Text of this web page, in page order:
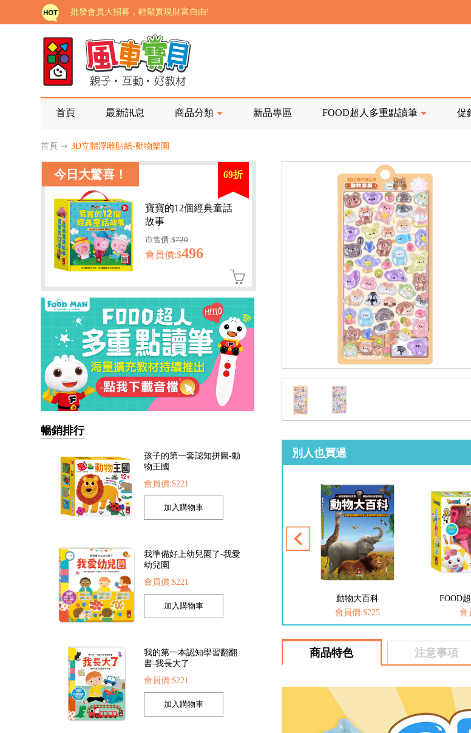
如需更改或重開發票 需在訂單成立三天內通知客服 寄回發票需附上回郵郵票
老師您好!!幼教會員火熱招募中~
海外購物免煩惱！點我查看『海外購物流程說明』
家長樂了!「風車書版集團暨FOOD超人企業總部」目前正興建中!
如需更改或重開發票 需在訂單成立三天內通知客服 寄回發票需附上回郵郵票
老師您好!!幼教會員火熱招募中~
海外購物免煩惱！點我查看『海外購物流程說明』
首頁 最新訊息 商品分類 新品專區 FOOD超人多重點讀筆 促
首頁 ➙ 3D立體浮雕貼紙-動物樂園
今日大驚喜！ 69折
寶寶的12個經典童話
故事
市售價:$720
會員價:$496
暢銷排行
孩子的第一套認知拼圖-動
物王國
會員價:$221
我準備好上幼兒園了-我愛
幼兒園
會員價:$221
我的第一本認知學習翻翻
書-我長大了
會員價:$221
FOOD超人手指點讀-生活
圖鑑(互動有聲書)
會員價:$300
別人也買過
恐龍大百科
會員價:$225
FOOD超人-我是小護士
會員價:$252
愛思考
會
商品特色 注意事項